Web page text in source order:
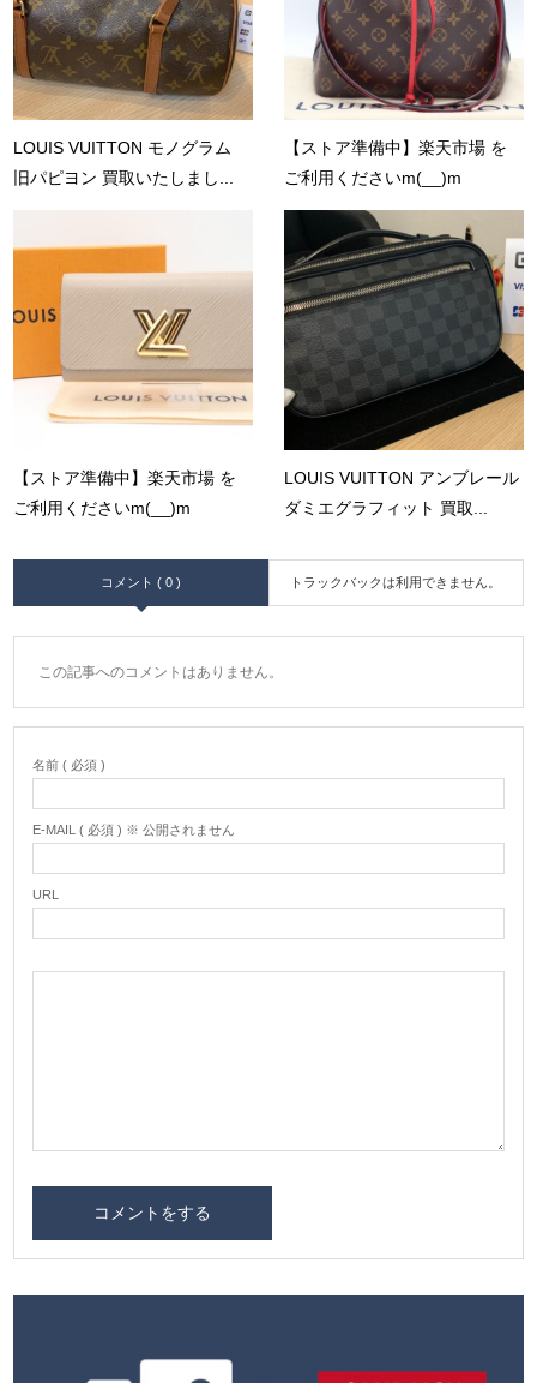
LOUIS VUITTON モノグラム
旧パピヨン 買取いたしまし...
【ストア準備中】楽天市場 を
ご利用くださいm(__)m
【ストア準備中】楽天市場 を
ご利用くださいm(__)m
LOUIS VUITTON アンブレール
ダミエグラフィット 買取...
コメント ( 0 ) トラックバックは利用できません。
この記事へのコメントはありません。
名前 ( 必須 )
E-MAIL ( 必須 ) ※ 公開されません
URL